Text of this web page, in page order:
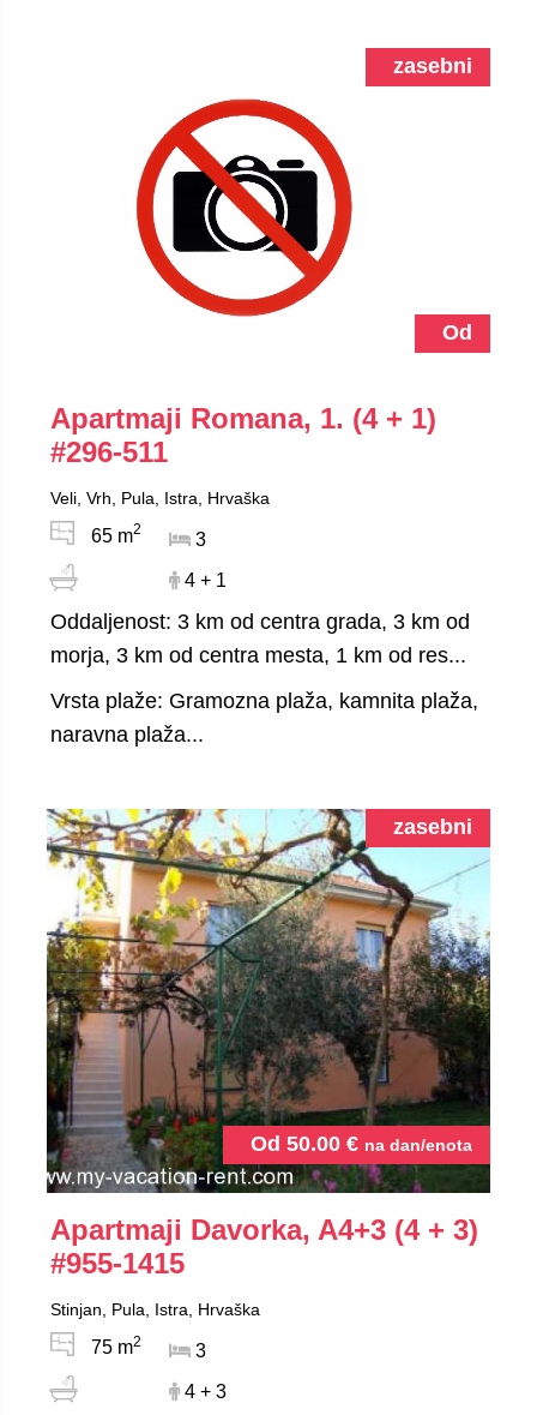
Od
zasebni
Apartmaji Romana, 1. (4 + 1)
#296-511
Veli, Vrh, Pula, Istra, Hrvaška
65 m2
3
4 + 1
Oddaljenost: 3 km od centra grada, 3 km od
morja, 3 km od centra mesta, 1 km od res...
Vrsta plaže: Gramozna plaža, kamnita plaža,
naravna plaža...
Od 50.00 € na dan/enota
zasebni
Apartmaji Davorka, A4+3 (4 + 3)
#955-1415
Stinjan, Pula, Istra, Hrvaška
75 m2
3
4 + 3